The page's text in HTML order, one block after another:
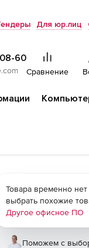
Для юр.лиц
60
Сравнение
Товара временно
выбрать похожие
Другое офисное ПО
Поможем с